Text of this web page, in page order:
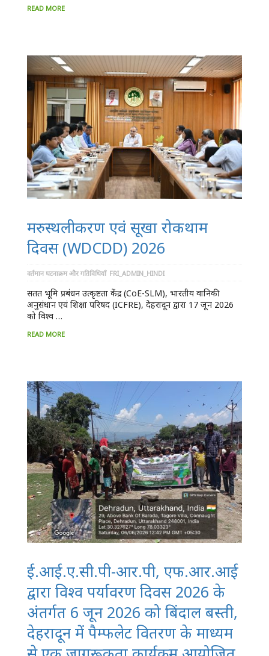
READ MORE
मरुस्थलीकरण एवं सूखा रोकथाम
दिवस (WDCDD) 2026
वर्तमान घटनाक्रम और गतिविधियाँ FRI_ADMIN_HINDI
सतत भूमि प्रबंधन उत्कृष्टता केंद्र (CoE-SLM), भारतीय वानिकी
अनुसंधान एवं शिक्षा परिषद (ICFRE), देहरादून द्वारा 17 जून 2026
को विश्व …
READ MORE
ई.आई.ए.सी.पी-आर.पी, एफ.आर.आई
द्वारा विश्व पर्यावरण दिवस 2026 के
अंतर्गत 6 जून 2026 को बिंदाल बस्ती,
देहरादून में पैम्फलेट वितरण के माध्यम